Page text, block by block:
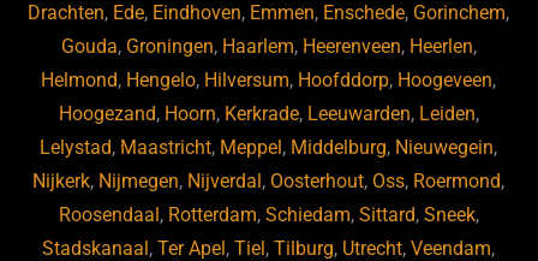
Drachten, Ede, Eindhoven, Emmen, Enschede, Gorinchem,
Gouda, Groningen, Haarlem, Heerenveen, Heerlen,
Helmond, Hengelo, Hilversum, Hoofddorp, Hoogeveen,
Hoogezand, Hoorn, Kerkrade, Leeuwarden, Leiden,
Lelystad, Maastricht, Meppel , Middelburg, Nieuwegein,
Nijkerk, Nijmegen, Nijverdal , Oosterhout, Oss, Roermond,
Roosendaal , Rotterdam, Schiedam, Sittard, Sneek,
Stadskanaal ,Ter Apel ,Tiel ,Tilburg, Utrecht,Veendam,